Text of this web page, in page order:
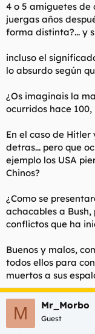
4 o 5 amiguetes
juergas años
forma distinta?... y
incluso el
lo absurdo según
¿Os imaginais la
ocurridos hace 100,
En el caso de
detras... pero que
ejemplo los USA
Chinos?
¿Como se
achacables a
conflictos que ha
Buenos y malos,
todos ellos para
muertos a sus
M Mr_Morbo
Guest